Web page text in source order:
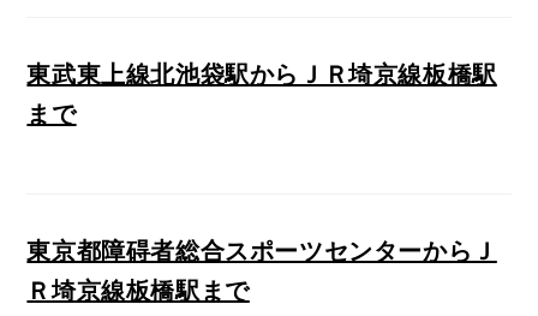
東武東上線北池袋駅からＪＲ埼京線板橋駅
まで
東京都障碍者総合スポーツセンターからＪ
Ｒ埼京線板橋駅まで